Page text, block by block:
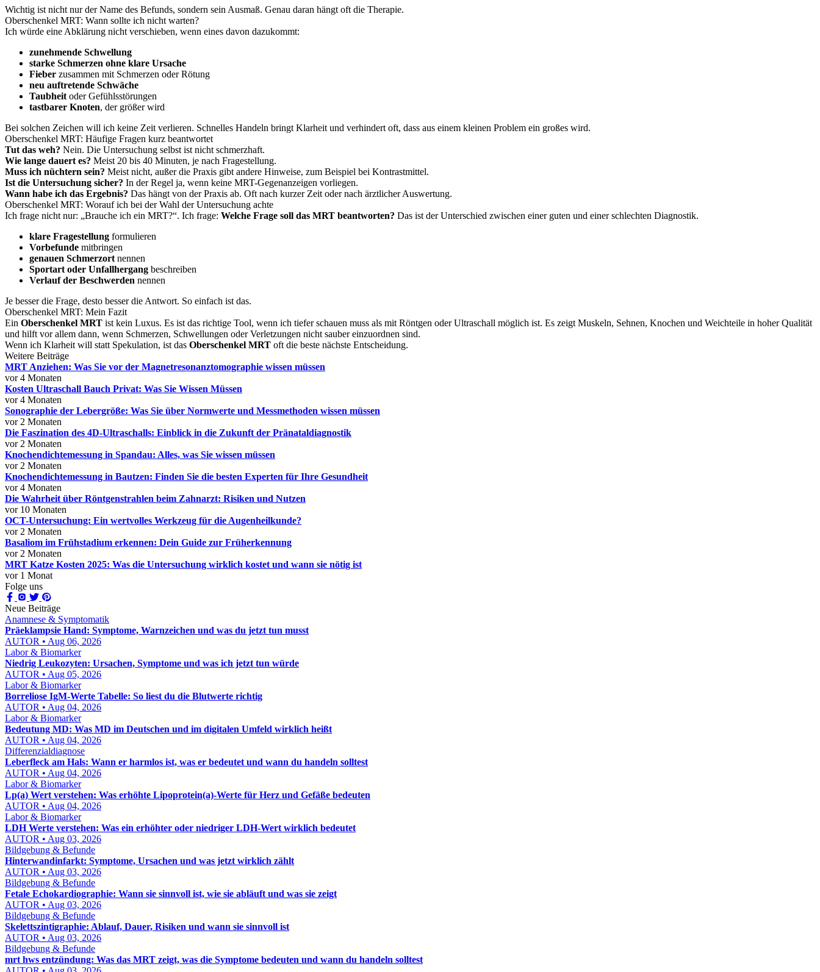
Wichtig ist nicht nur der Name des Befunds, sondern sein Ausmaß. Genau daran hängt oft die Therapie.
Oberschenkel MRT: Wann sollte ich nicht warten?
Ich würde eine Abklärung nicht verschieben, wenn eines davon dazukommt:
zunehmende Schwellung
starke Schmerzen ohne klare Ursache
Fieber zusammen mit Schmerzen oder Rötung
neu auftretende Schwäche
Taubheit oder Gefühlsstörungen
tastbarer Knoten, der größer wird
Bei solchen Zeichen will ich keine Zeit verlieren. Schnelles Handeln bringt Klarheit und verhindert oft, dass aus einem kleinen Problem ein großes wird.
Oberschenkel MRT: Häufige Fragen kurz beantwortet
Tut das weh? Nein. Die Untersuchung selbst ist nicht schmerzhaft.
Wie lange dauert es? Meist 20 bis 40 Minuten, je nach Fragestellung.
Muss ich nüchtern sein? Meist nicht, außer die Praxis gibt andere Hinweise, zum Beispiel bei Kontrastmittel.
Ist die Untersuchung sicher? In der Regel ja, wenn keine MRT-Gegenanzeigen vorliegen.
Wann habe ich das Ergebnis? Das hängt von der Praxis ab. Oft nach kurzer Zeit oder nach ärztlicher Auswertung.
Oberschenkel MRT: Worauf ich bei der Wahl der Untersuchung achte
Ich frage nicht nur: „Brauche ich ein MRT?“. Ich frage: Welche Frage soll das MRT beantworten? Das ist der Unterschied zwischen einer guten und einer schlechten Diagnostik.
klare Fragestellung formulieren
Vorbefunde mitbringen
genauen Schmerzort nennen
Sportart oder Unfallhergang beschreiben
Verlauf der Beschwerden nennen
Je besser die Frage, desto besser die Antwort. So einfach ist das.
Oberschenkel MRT: Mein Fazit
Ein Oberschenkel MRT ist kein Luxus. Es ist das richtige Tool, wenn ich tiefer schauen muss als mit Röntgen oder Ultraschall möglich ist. Es zeigt Muskeln, Sehnen, Knochen und Weichteile in hoher Qualität
und hilft vor allem dann, wenn Schmerzen, Schwellungen oder Verletzungen nicht sauber einzuordnen sind.
Wenn ich Klarheit will statt Spekulation, ist das Oberschenkel MRT oft die beste nächste Entscheidung.
Weitere Beiträge
MRT Anziehen: Was Sie vor der Magnetresonanztomographie wissen müssen
vor 4 Monaten
Kosten Ultraschall Bauch Privat: Was Sie Wissen Müssen
vor 4 Monaten
Sonographie der Lebergröße: Was Sie über Normwerte und Messmethoden wissen müssen
vor 2 Monaten
Die Faszination des 4D-Ultraschalls: Einblick in die Zukunft der Pränataldiagnostik
vor 2 Monaten
Knochendichtemessung in Spandau: Alles, was Sie wissen müssen
vor 2 Monaten
Knochendichtemessung in Bautzen: Finden Sie die besten Experten für Ihre Gesundheit
vor 4 Monaten
Die Wahrheit über Röntgenstrahlen beim Zahnarzt: Risiken und Nutzen
vor 10 Monaten
OCT-Untersuchung: Ein wertvolles Werkzeug für die Augenheilkunde?
vor 2 Monaten
Basaliom im Frühstadium erkennen: Dein Guide zur Früherkennung
vor 2 Monaten
MRT Katze Kosten 2025: Was die Untersuchung wirklich kostet und wann sie nötig ist
vor 1 Monat
Folge uns
Neue Beiträge
Anamnese & Symptomatik
Präeklampsie Hand: Symptome, Warnzeichen und was du jetzt tun musst
AUTOR • Aug 06, 2026
Labor & Biomarker
Niedrig Leukozyten: Ursachen, Symptome und was ich jetzt tun würde
AUTOR • Aug 05, 2026
Labor & Biomarker
Borreliose IgM-Werte Tabelle: So liest du die Blutwerte richtig
AUTOR • Aug 04, 2026
Labor & Biomarker
Bedeutung MD: Was MD im Deutschen und im digitalen Umfeld wirklich heißt
AUTOR • Aug 04, 2026
Differenzialdiagnose
Leberfleck am Hals: Wann er harmlos ist, was er bedeutet und wann du handeln solltest
AUTOR • Aug 04, 2026
Labor & Biomarker
Lp(a) Wert verstehen: Was erhöhte Lipoprotein(a)-Werte für Herz und Gefäße bedeuten
AUTOR • Aug 04, 2026
Labor & Biomarker
LDH Werte verstehen: Was ein erhöhter oder niedriger LDH-Wert wirklich bedeutet
AUTOR • Aug 03, 2026
Bildgebung & Befunde
Hinterwandinfarkt: Symptome, Ursachen und was jetzt wirklich zählt
AUTOR • Aug 03, 2026
Bildgebung & Befunde
Fetale Echokardiographie: Wann sie sinnvoll ist, wie sie abläuft und was sie zeigt
AUTOR • Aug 03, 2026
Bildgebung & Befunde
Skelettszintigraphie: Ablauf, Dauer, Risiken und wann sie sinnvoll ist
AUTOR • Aug 03, 2026
Bildgebung & Befunde
mrt hws entzündung: Was das MRT zeigt, was die Symptome bedeuten und wann du handeln solltest